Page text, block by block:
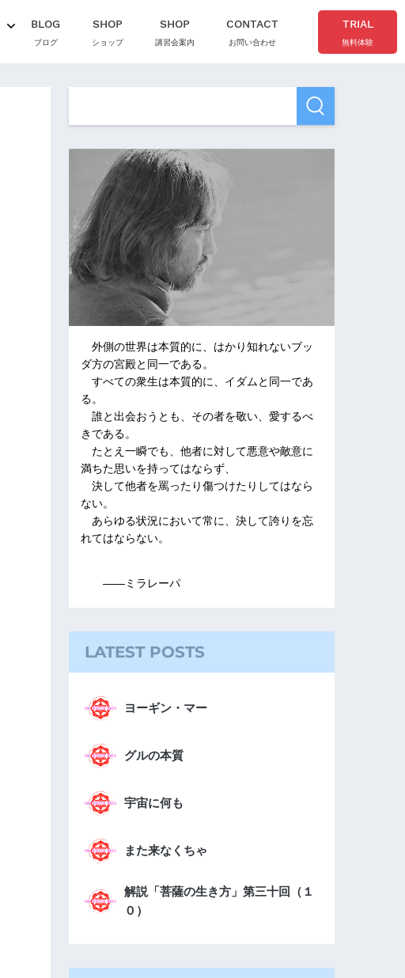
BLOG
ブログ
SHOP
ショップ
SHOP
講習会案内
CONTACT
お問い合わせ
TRIAL
無料体験
外側の世界は本質的に、はかり知れないブッ
ダ方の宮殿と同一である。
すべての衆生は本質的に、イダムと同一であ
る。
誰と出会おうとも、その者を敬い、愛するべ
きである。
たとえ一瞬でも、他者に対して悪意や敵意に
満ちた思いを持ってはならず、
決して他者を罵ったり傷つけたりしてはなら
ない。
あらゆる状況において常に、決して誇りを忘
れてはならない。
――ミラレーパ
LATEST POSTS
ヨーギン・マー
グルの本質
宇宙に何も
また来なくちゃ
解説「菩薩の生き方」第三十回（１
０）